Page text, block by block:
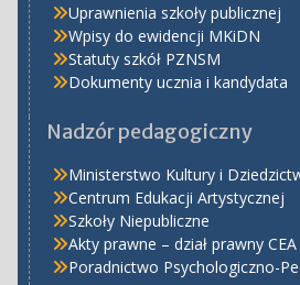
Uprawnienia szkoły publicznej
Wpisy do ewidencji MKiDN
Statuty szkół PZNSM
Dokumenty ucznia i kandydata
Nadzór pedagogiczny
Ministerstwo Kultury i
Centrum Edukacji Artystycznej
Szkoły Niepubliczne
Akty prawne – dział prawny CEA
Poradnictwo Psychologiczno-